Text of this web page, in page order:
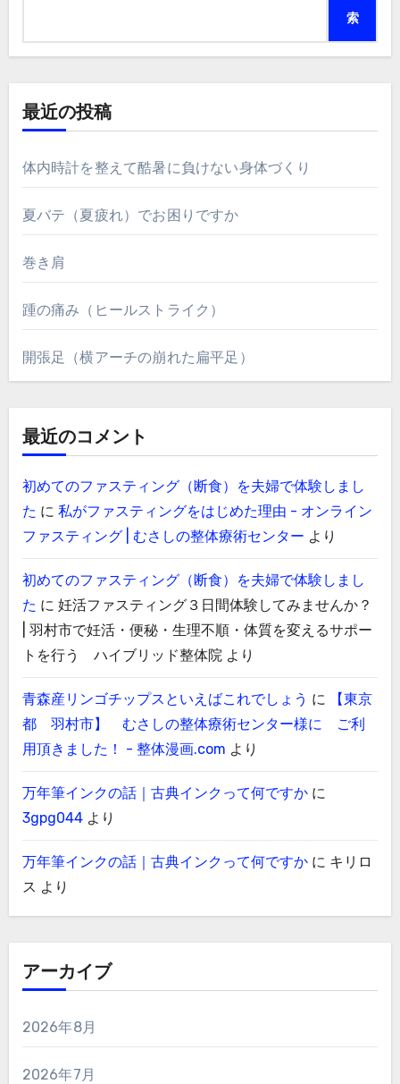
索
最近の投稿
体内時計を整えて酷暑に負けない身体づくり
夏バテ（夏疲れ）でお困りですか
巻き肩
踵の痛み（ヒールストライク）
開張足（横アーチの崩れた扁平足）
最近のコメント
初めてのファスティング（断食）を夫婦で体験しまし
た に 私がファスティングをはじめた理由 - オンライン
ファスティング | むさしの整体療術センター より
初めてのファスティング（断食）を夫婦で体験しまし
た に 妊活ファスティング３日間体験してみませんか？
| 羽村市で妊活・便秘・生理不順・体質を変えるサポー
トを行う ハイブリッド整体院より
青森産リンゴチップスといえばこれでしょう に
【東京
都 羽村市】 むさしの整体療術センター様に ご利
用頂きました！ - 整体漫画.com より
万年筆インクの話｜古典インクって何ですかに
3gpg044より
万年筆インクの話｜古典インクって何ですかに キリロ
ス より
アーカイブ
2026年8月
2026年7月